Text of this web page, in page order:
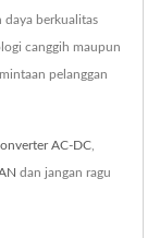
daya berkualitas
canggih maupun
pelanggan
AC-DC
dan jangan ragu